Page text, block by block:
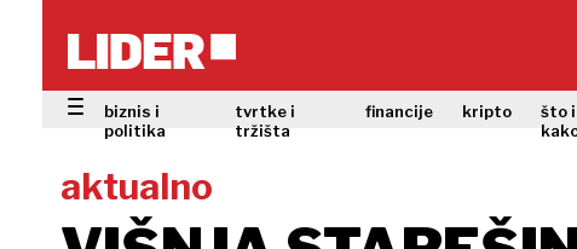
biznis i
politika
tvrtke i
tržišta
financije kripto
što i
aktualno